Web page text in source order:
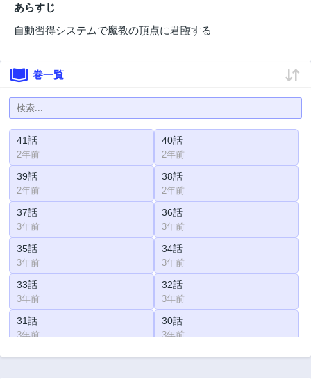
あらすじ
自動習得システムで魔教の頂点に君臨する
巻一覧
41話
2年前
40話
2年前
39話
2年前
38話
2年前
37話
3年前
36話
3年前
35話
3年前
34話
3年前
33話
3年前
32話
3年前
31話
3年前
30話
3年前
29話 28話